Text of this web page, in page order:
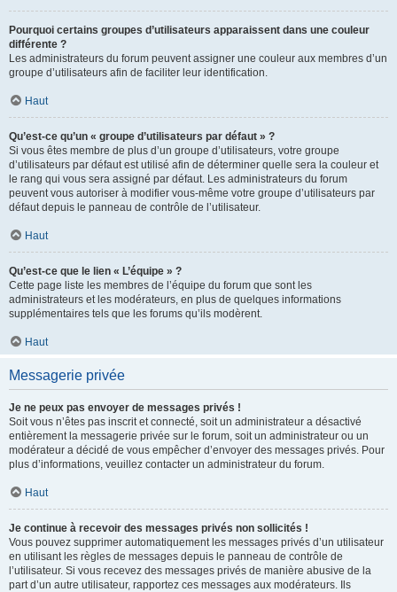
Pourquoi certains groupes d’utilisateurs apparaissent dans une couleur
différente ?
Les administrateurs du forum peuvent assigner une couleur aux membres d’un
groupe d’utilisateurs afin de faciliter leur identification.
Haut
Qu’est-ce qu’un « groupe d’utilisateurs par défaut » ?
Si vous êtes membre de plus d’un groupe d’utilisateurs, votre groupe
d’utilisateurs par défaut est utilisé afin de déterminer quelle sera la couleur et
le rang qui vous sera assigné par défaut. Les administrateurs du forum
peuvent vous autoriser à modifier vous-même votre groupe d’utilisateurs par
défaut depuis le panneau de contrôle de l’utilisateur.
Haut
Qu’est-ce que le lien « L’équipe » ?
Cette page liste les membres de l’équipe du forum que sont les
administrateurs et les modérateurs, en plus de quelques informations
supplémentaires tels que les forums qu’ils modèrent.
Haut
Messagerie privée
Je ne peux pas envoyer de messages privés !
Soit vous n’êtes pas inscrit et connecté, soit un administrateur a désactivé
entièrement la messagerie privée sur le forum, soit un administrateur ou un
modérateur a décidé de vous empêcher d’envoyer des messages privés. Pour
plus d’informations, veuillez contacter un administrateur du forum.
Haut
Je continue à recevoir des messages privés non sollicités !
Vous pouvez supprimer automatiquement les messages privés d’un utilisateur
en utilisant les règles de messages depuis le panneau de contrôle de
l’utilisateur. Si vous recevez des messages privés de manière abusive de la
part d’un autre utilisateur, rapportez ces messages aux modérateurs. Ils